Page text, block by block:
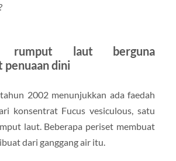
rumput laut berguna
penuaan dini
2002 menunjukkan ada faedah
konsentrat Fucus vesiculous, satu
laut. Beberapa periset membuat
dari ganggang air itu.